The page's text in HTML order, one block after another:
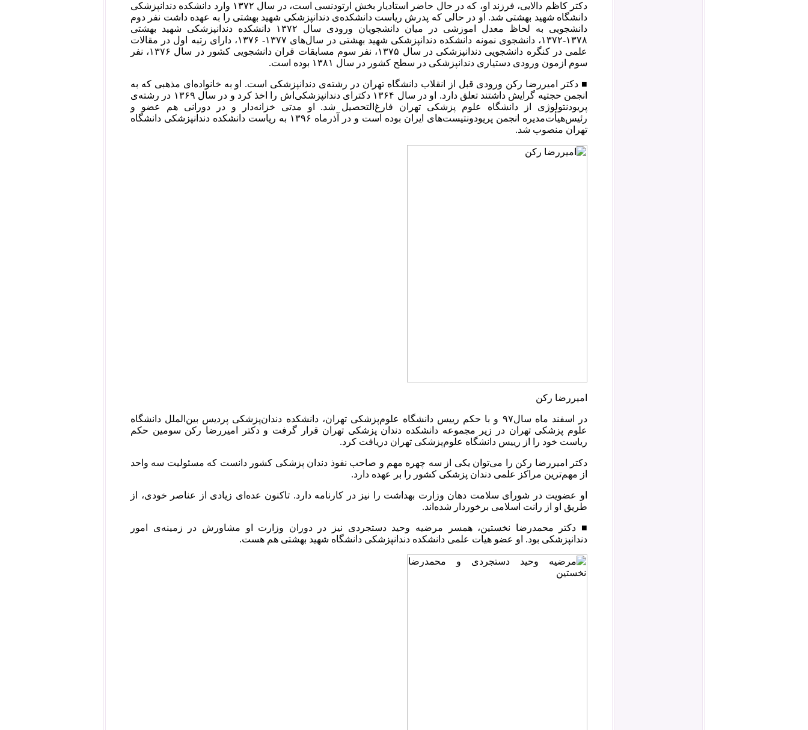
دکتر کاظم دالایی، فرزند او، که در حال حاضر استادیار بخش ارتودنسی است، در سال ۱۳۷۲ وارد دانشکده دندانپزشکی
دانشگاه شهید بهشتی شد. او در حالی که پدرش ریاست دانشکده‌ی دندانپزشکی شهید بهشتی را به عهده داشت نفر دوم
دانشجویی به لحاظ معدل اموزشی در میان دانشجویان ورودی سال ۱۳۷۲ دانشکده دندانپزشکی شهید بهشتی
۱۳۷۸-۱۳۷۲، دانشجوی نمونه دانشکده دندانپزشکی شهید بهشتی در سال‌های ۱۳۷۷- ۱۳۷۶، دارای رتبه اول در مقالات
علمی در کنگره دانشجویی دندانپزشکی در سال ۱۳۷۵، نفر سوم مسابقات قران دانشجویی کشور در سال ۱۳۷۶، نفر
سوم ازمون ورودی دستیاری دندانپزشکی در سطح کشور در سال ۱۳۸۱ بوده است.
■ دکتر امیررضا رکن ورودی قبل از انقلاب دانشگاه تهران در رشته‌ی دندانپزشکی است. او به خانواده‌‌ای مذهبی که به
انجمن حجتیه گرایش داشتند تعلق دارد. او در سال ۱۳۶۴ دکترای دندانپزشکی‌اش را اخذ کرد و در سال ۱۳۶۹ در رشته‌ی
پریودنتولوژی از دانشگاه علوم پزشکی تهران فارغ‌التحصیل شد. او مدتی خزانه‌دار و در دورانی هم عضو و
رئیس‌هیأت‌مدیره انجمن پریودونتیست‌های ایران بوده است و در آذرماه ۱۳۹۶ به ریاست دانشکده دندانپزشکی دانشگاه
تهران منصوب شد.
امیررضا رکن
در اسفند ماه سال۹۷ و با حکم رییس دانشگاه علوم‌پزشکی تهران، دانشکده دندان‌پزشکی پردیس بین‌الملل دانشگاه
علوم پزشکی تهران در زیر مجموعه دانشکده دندان پزشکی تهران قرار گرفت و دکتر امیررضا رکن سومین حکم
ریاست خود را از رییس دانشگاه علوم‌پزشکی تهران دریافت کرد.
دکتر امیررضا رکن را می‌توان یکی از سه چهره مهم و صاحب نفوذ دندان پزشکی کشور دانست که مسئولیت سه واحد
از مهم‌ترین مراکز علمی دندان پزشکی کشور را بر عهده دارد.
او عضویت در شورای سلامت دهان وزارت بهداشت را نیز در کارنامه دارد. تاکنون عده‌ا‌ی زیادی از عناصر خودی، از
طریق او از رانت اسلامی برخوردار شده‌اند.
■ دکتر محمدرضا نخستین، همسر مرضیه وحید دستجردی نیز در دوران وزارت او مشاورش در زمینه‌ی امور
دندانپزشکی بود. او عضو هیات علمی دانشکده دندانپزشکی دانشگاه شهید بهشتی هم هست.